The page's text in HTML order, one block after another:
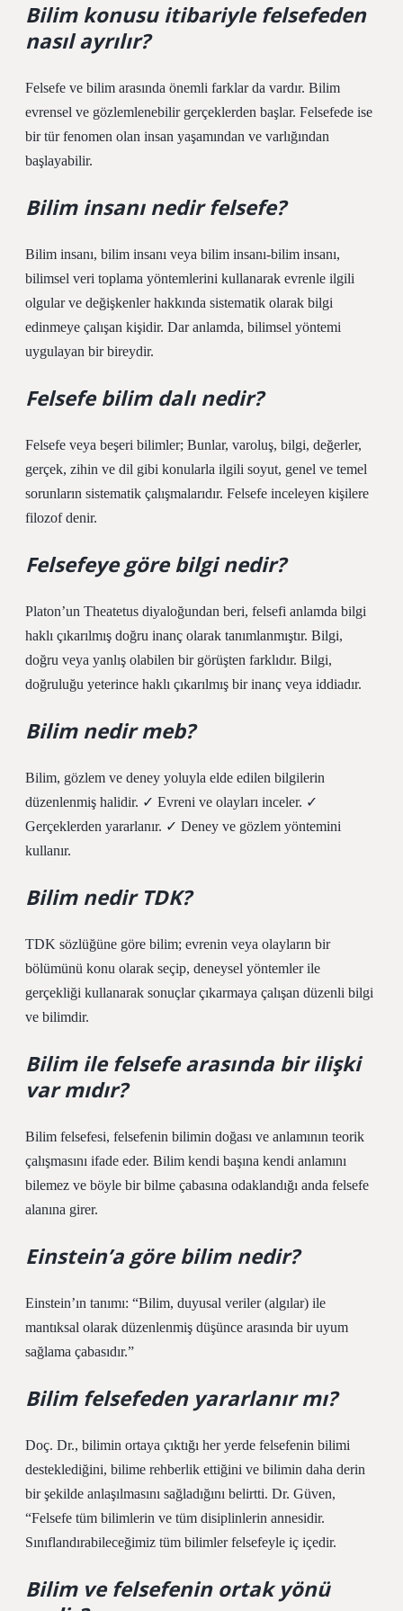
Bilim konusu itibariyle felsefeden
nasıl ayrılır?
Felsefe ve bilim arasında önemli farklar da vardır. Bilim
evrensel ve gözlemlenebilir gerçeklerden başlar. Felsefede ise
bir tür fenomen olan insan yaşamından ve varlığından
başlayabilir.
Bilim insanı nedir felsefe?
Bilim insanı, bilim insanı veya bilim insanı-bilim insanı,
bilimsel veri toplama yöntemlerini kullanarak evrenle ilgili
olgular ve değişkenler hakkında sistematik olarak bilgi
edinmeye çalışan kişidir. Dar anlamda, bilimsel yöntemi
uygulayan bir bireydir.
Felsefe bilim dalı nedir?
Felsefe veya beşeri bilimler; Bunlar, varoluş, bilgi, değerler,
gerçek, zihin ve dil gibi konularla ilgili soyut, genel ve temel
sorunların sistematik çalışmalarıdır. Felsefe inceleyen kişilere
filozof denir.
Felsefeye göre bilgi nedir?
Platon’un Theatetus diyaloğundan beri, felsefi anlamda bilgi
haklı çıkarılmış doğru inanç olarak tanımlanmıştır. Bilgi,
doğru veya yanlış olabilen bir görüşten farklıdır. Bilgi,
doğruluğu yeterince haklı çıkarılmış bir inanç veya iddiadır.
Bilim nedir meb?
Bilim, gözlem ve deney yoluyla elde edilen bilgilerin
düzenlenmiş halidir. ✓ Evreni ve olayları inceler. ✓
Gerçeklerden yararlanır. ✓ Deney ve gözlem yöntemini
kullanır.
Bilim nedir TDK?
TDK sözlüğüne göre bilim; evrenin veya olayların bir
bölümünü konu olarak seçip, deneysel yöntemler ile
gerçekliği kullanarak sonuçlar çıkarmaya çalışan düzenli bilgi
ve bilimdir.
Bilim ile felsefe arasında bir ilişki
var mıdır?
Bilim felsefesi, felsefenin bilimin doğası ve anlamının teorik
çalışmasını ifade eder. Bilim kendi başına kendi anlamını
bilemez ve böyle bir bilme çabasına odaklandığı anda felsefe
alanına girer.
Einstein’a göre bilim nedir?
Einstein’ın tanımı: “Bilim, duyusal veriler (algılar) ile
mantıksal olarak düzenlenmiş düşünce arasında bir uyum
sağlama çabasıdır.”
Bilim felsefeden yararlanır mı?
Doç. Dr., bilimin ortaya çıktığı her yerde felsefenin bilimi
desteklediğini, bilime rehberlik ettiğini ve bilimin daha derin
bir şekilde anlaşılmasını sağladığını belirtti. Dr. Güven,
“Felsefe tüm bilimlerin ve tüm disiplinlerin annesidir.
Sınıflandırabileceğimiz tüm bilimler felsefeyle iç içedir.
Bilim ve felsefenin ortak yönü